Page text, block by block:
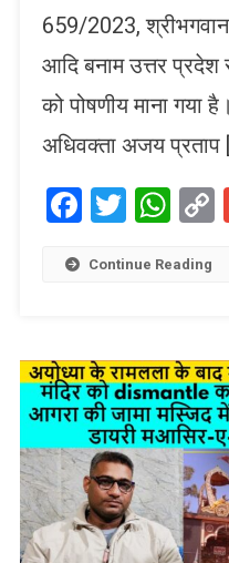
659/2023,
आदि बनाम उत्तर प्रदेश
को पोषणीय माना गया
अधिवक्ता अजय प्रताप
Facebook
Continue Reading